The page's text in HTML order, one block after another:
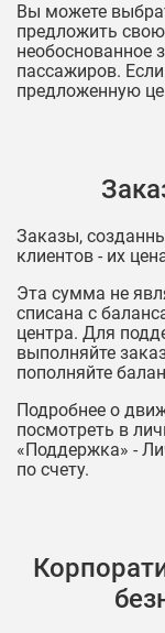
Вы можете
предложить
необоснованное
пассажиров.
предложенную
Заказы,
клиентов - их
Эта сумма не
списана с
центра. Для
выполняйте
пополняйте
Подробнее о
посмотреть в
«Поддержка» -
по счету.